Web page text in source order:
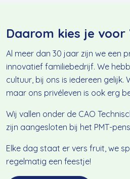
Daarom kies je
Al meer dan 30 jaar zijn we een
innovatief familiebedrijf. We
cultuur, bij ons is iedereen gelijk.
maar ons privéleven is ook erg
Wij vallen onder de CAO
zijn aangesloten bij het PMT-
Elke dag staat er vers fruit, we
regelmatig een feestje!